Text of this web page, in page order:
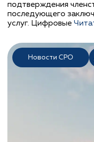
подтверждения
последующего
услуг. Цифровые
Новости СРО